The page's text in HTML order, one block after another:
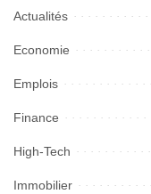
Actualités
Economie
Emplois
Finance
High-Tech
Immobilier